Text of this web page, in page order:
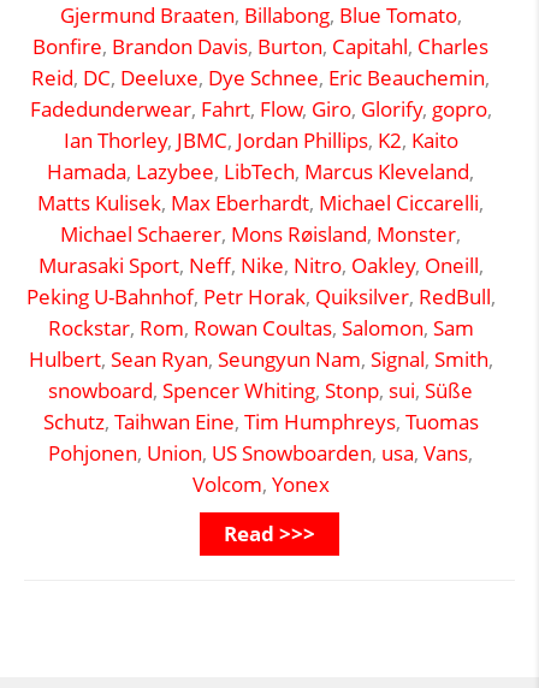
Gjermund Braaten, Billabong, Blue Tomato,
Bonfire, Brandon Davis, Burton, Capitahl, Charles
Reid, DC, Deeluxe, Dye Schnee, Eric Beauchemin,
Fadedunderwear, Fahrt, Flow, Giro, Glorify, gopro,
Ian Thorley, JBMC, Jordan Phillips, K2, Kaito
Hamada, Lazybee, LibTech, Marcus Kleveland,
Matts Kulisek, Max Eberhardt, Michael Ciccarelli,
Michael Schaerer, Mons Røisland, Monster,
Murasaki Sport, Neff, Nike, Nitro, Oakley, Oneill,
Peking U-Bahnhof, Petr Horak, Quiksilver, RedBull,
Rockstar, Rom, Rowan Coultas, Salomon, Sam
Hulbert, Sean Ryan, Seungyun Nam, Signal, Smith,
snowboard, Spencer Whiting, Stonp, sui, Süße
Schutz, Taihwan Eine, Tim Humphreys, Tuomas
Pohjonen, Union, US Snowboarden, usa, Vans,
Volcom, Yonex
Read >>>